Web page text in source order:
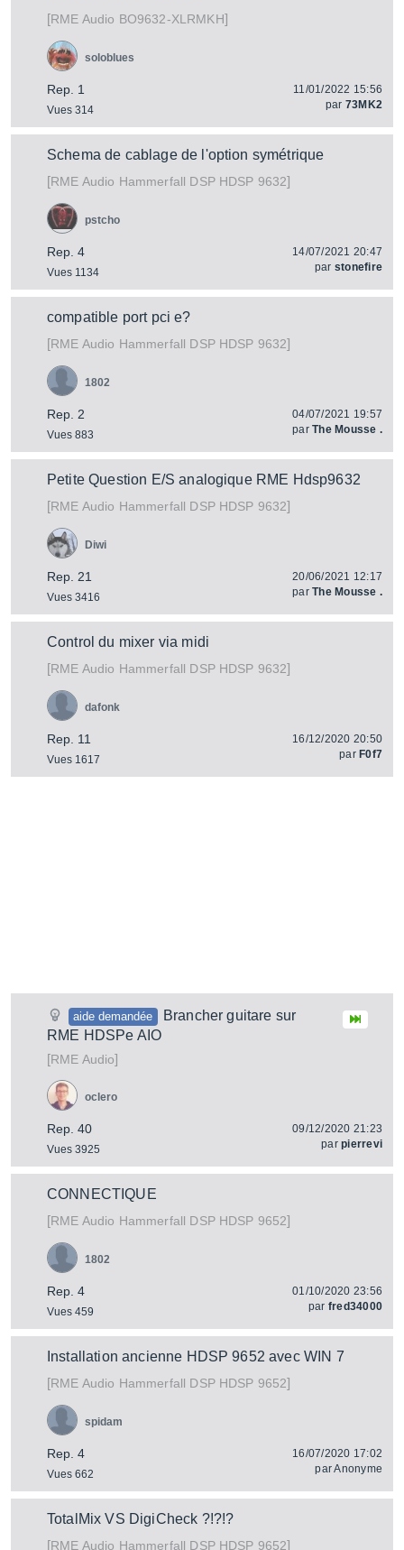
[RME Audio BO9632-XLRMKH]
Rep. 1
Vues 314
soloblues
11/01/2022 15:56
par 73MK2
Schema de cablage de l'option symétrique
[RME Audio Hammerfall DSP HDSP 9632]
Rep. 4
Vues 1134
pstcho
14/07/2021 20:47
par stonefire
compatible port pci e?
[RME Audio Hammerfall DSP HDSP 9632]
Rep. 2
Vues 883
1802
04/07/2021 19:57
parThe Mousse .
Petite Question E/S analogique RME Hdsp9632
[RME Audio Hammerfall DSP HDSP 9632]
Rep. 21
Vues 3416
Diwi
20/06/2021 12:17
parThe Mousse .
Control du mixer via midi
[RME Audio Hammerfall DSP HDSP 9632]
Rep. 11
Vues 1617
dafonk
16/12/2020 20:50
par F0f7
aide demandée
Brancher guitare sur
RME HDSPe AIO
[RME Audio]
Rep. 40
Vues 3925
oclero
09/12/2020 21:23
parpierrevi
CONNECTIQUE
[RME Audio Hammerfall DSP HDSP 9652]
Rep. 4
Vues 459
1802
01/10/2020 23:56
par fred34000
Installation ancienne HDSP 9652 avec WIN 7
[RME Audio Hammerfall DSP HDSP 9652]
Rep. 4
Vues 662
spidam
16/07/2020 17:02
parAnonyme
TotalMix VS DigiCheck ?!?!?
[RME Audio Hammerfall DSP HDSP 9652]